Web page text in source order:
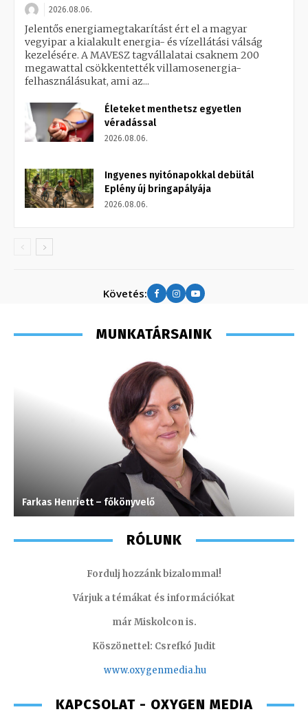
2026.08.06.
Jelentős energiamegtakarítást ért el a magyar
vegyipar a kialakult energia- és vízellátási válság
kezelésére. A MAVESZ tagvállalatai csaknem 200
megawattal csökkentették villamosenergia-
felhasználásukat, ami az...
Életeket menthetsz egyetlen
véradással
2026.08.06.
Ingyenes nyitónapokkal debütál
Eplény új bringapályája
2026.08.06.
Követés:
MUNKATÁRSAINK
Farkas Henriett – főkönyvelő
RÓLUNK
Fordulj hozzánk bizalommal!
Várjuk a témákat és információkat
már Miskolcon is.
Köszönettel: Csrefkó Judit
www.oxygenmedia.hu
KAPCSOLAT - OXYGEN MEDIA